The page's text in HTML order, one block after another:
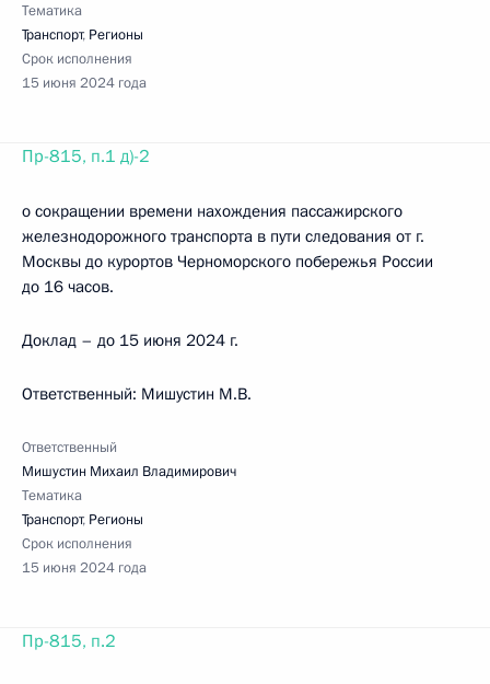
Тематика
Транспорт, Регионы
Срок исполнения
15 июня 2024 года
Пр-815, п.1 д)-2
о сокращении времени нахождения пассажирского
железнодорожного транспорта в пути следования от г.
Москвы до курортов Черноморского побережья России
до 16 часов.
Доклад – до 15 июня 2024 г.
Ответственный: Мишустин М.В.
Ответственный
Мишустин Михаил Владимирович
Тематика
Транспорт, Регионы
Срок исполнения
15 июня 2024 года
Пр-815, п.2